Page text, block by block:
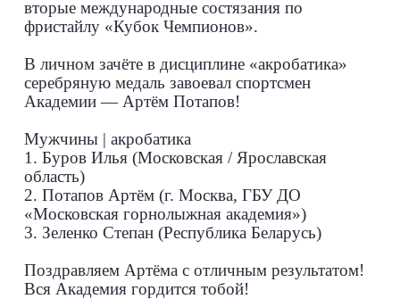
вторые международные состязания по
фристайлу «Кубок Чемпионов».
В личном зачёте в дисциплине «акробатика»
серебряную медаль завоевал спортсмен
Академии — Артём Потапов!
Мужчины | акробатика
1. Буров Илья (Московская / Ярославская
область)
2. Потапов Артём (г. Москва, ГБУ ДО
«Московская горнолыжная академия»)
3. Зеленко Степан (Республика Беларусь)
Поздравляем Артёма с отличным результатом!
Вся Академия гордится тобой!